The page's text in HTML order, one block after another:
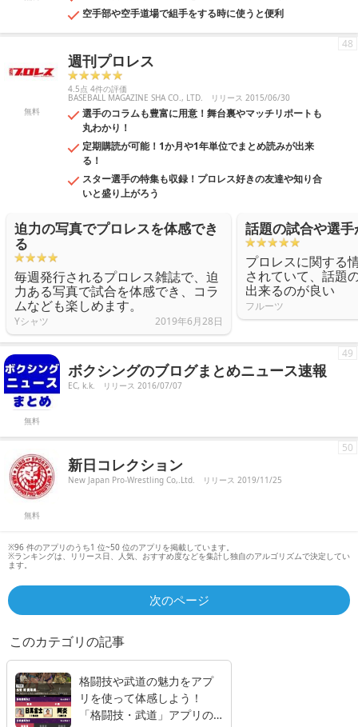
空手部や空手道場で組手をする時に使うと便利
無料
週刊プロレス
4.5点 4件の評価
BASEBALL MAGAZINE SHA CO., LTD. リリース 2015/06/30
選手のコラムも豊富に用意！舞台裏やマッチリポートも
丸わかり！
定期購読が可能！1か月や1年単位でまとめ読みが出来
る！
スター選手の特集も収録！プロレス好きの友達や知り合
いと盛り上がろう
48
迫力の写真でプロレスを体感でき
る
毎週発行されるプロレス雑誌で、迫
力ある写真で試合を体感でき、コラ
ムなども楽しめます。
Yシャツ 2019年6月28日
話題の試合や選
プロレスに関する
されていて、話題
出来るのが良い
フルーツ
無料
ボクシングのブログまとめニュース速報
EC, k.k. リリース 2016/07/07
49
無料
新日コレクション
New Japan Pro-Wrestling Co,.Ltd. リリース 2019/11/25
50
※96 件のアプリのうち1 位~50 位のアプリを掲載しています。
※ランキングは、リリース日、人気、おすすめ度などを集計し独自のアルゴリズムで決定してい
ます。
次のページ
このカテゴリの記事
格闘技や武道の魅力をアプ
リを使って体感しよう！
「格闘技・武道」アプリの1